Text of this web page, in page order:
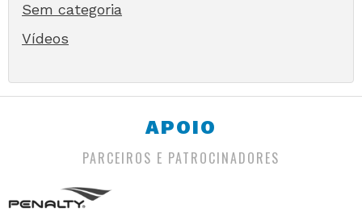
Sem categoria
Vídeos
APOIO
PARCEIROS E PATROCINADORES